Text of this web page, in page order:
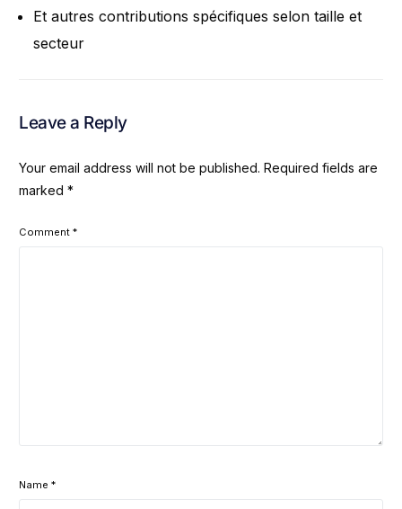
Et autres contributions spécifiques selon taille et
secteur
Leave a Reply
Your email address will not be published. Required fields are
marked*
Comment*
Name*